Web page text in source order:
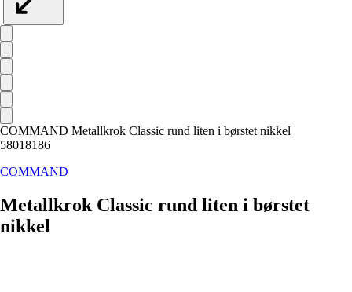
COMMAND Metallkrok Classic rund liten i børstet nikkel
58018186
COMMAND
Metallkrok Classic rund liten i børstet
nikkel